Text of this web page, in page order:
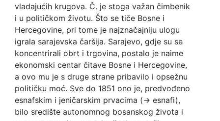
vladajućih krugova. Č. je stoga važan čimbenik
i u političkom životu. Što se tiče Bosne i
Hercegovine, pri tome je najznačajniju ulogu
igrala sarajevska čaršija. Sarajevo, gdje su se
koncentrirali obrt i trgovina, postalo je naime
ekonomski centar čitave Bosne i Hercegovine,
a ovo mu je s druge strane pribavilo i opsežnu
političku moć. Sve do 1851 ono je, predvođeno
esnafskim i jeničarskim prvacima (→ esnafi),
bilo središte autonomnog bosanskog života i